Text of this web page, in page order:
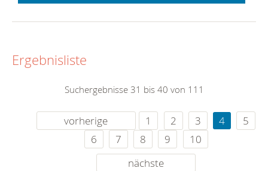
Ergebnisliste
Suchergebnisse 31 bis 40 von 111
vorherige 1 2 3 4
5
6
7 8 9
10
nächste